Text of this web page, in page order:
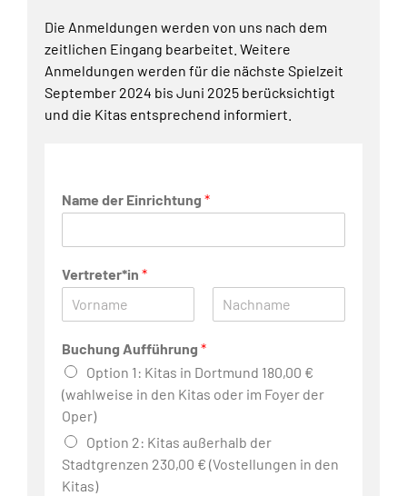
Die Anmeldungen werden von uns nach dem
zeitlichen Eingang bearbeitet. Weitere
Anmeldungen werden für die nächste Spielzeit
September 2024 bis Juni 2025 berücksichtigt
und die Kitas entsprechend informiert.
Name der Einrichtung *
Vertreter*in *
Buchung Aufführung *
Option 1: Kitas in Dortmund 180,00 €
(wahlweise in den Kitas oder im Foyer der
Oper)
Option 2: Kitas außerhalb der
Stadtgrenzen 230,00 € (Vostellungen in den
Kitas)